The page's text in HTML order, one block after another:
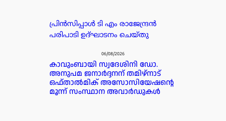
പ്രിൻസിപ്പാൾ ടി എം രാജേന്ദ്രൻ
പരിപാടി ഉദ്ഘാടനം ചെയ്തു
06/08/2026
കാവുംബായി സ്വദേശിനി ഡോ.
അനുപമ ജനാർദ്ദനന് തമിഴ്‌നാട്
ഒഫ്താൽമിക് അസോസിയേഷന്റെ
മൂന്ന് സംസ്ഥാന അവാർഡുകൾ